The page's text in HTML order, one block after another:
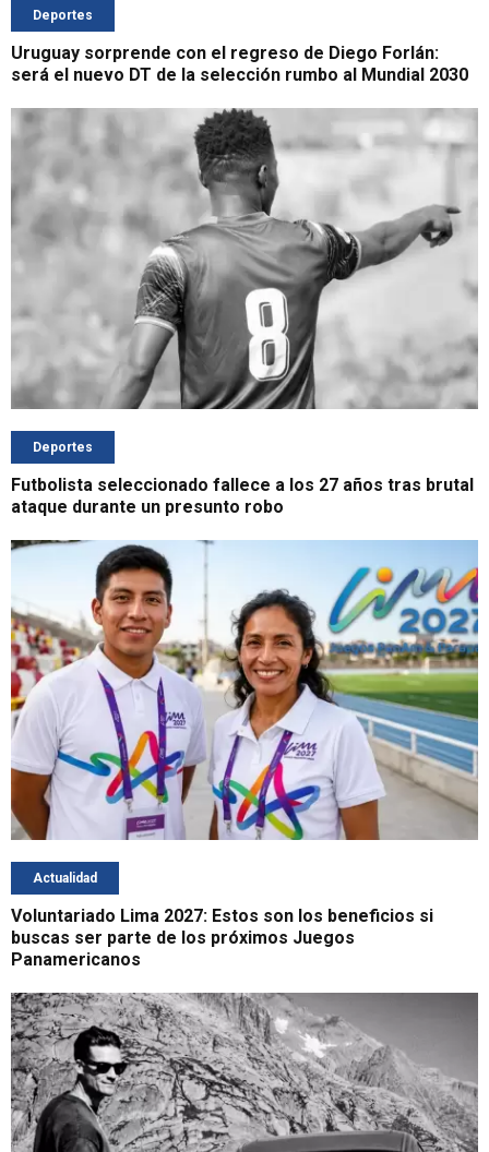
Deportes
Uruguay sorprende con el regreso de Diego Forlán:
será el nuevo DT de la selección rumbo al Mundial 2030
Deportes
Futbolista seleccionado fallece a los 27 años tras brutal
ataque durante un presunto robo
Actualidad
Voluntariado Lima 2027: Estos son los beneficios si
buscas ser parte de los próximos Juegos
Panamericanos